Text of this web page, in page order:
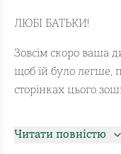
ЛЮБІ БАТЬКИ!
Зовсім скоро ваша
щоб їй було легше,
сторінках цього
Читати повністю